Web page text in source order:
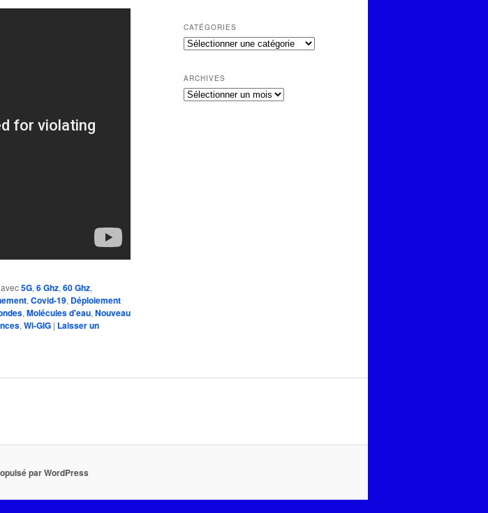
5G, 6 Ghz, 60 Ghz,
, Covid-19, Déploiement
, Molécules d'eau, Nouveau
, Wi-GIG | Laisser un
CATÉGORIES
Catégories
ARCHIVES
Archives
par WordPress